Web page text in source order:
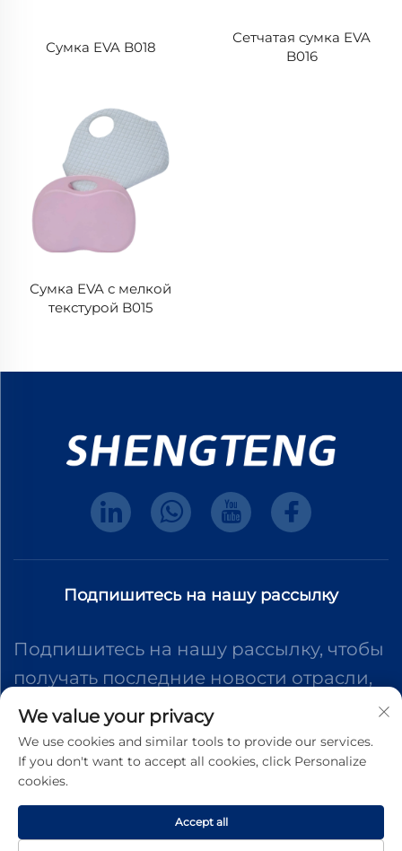
Сумка EVA B018
Сетчатая сумка EVA
B016
Сумка EVA с мелкой
текстурой B015
Подпишитесь на нашу рассылку
Подпишитесь на нашу рассылку, чтобы
получать последние новости отрасли,
обновления и идеи от нашей команды.
Подписаться
Авторское право © 2025 Dongguan Shengteng Plastic Hardware
We value your privacy
We use cookies and similar tools to provide our services.
If you don't want to accept all cookies, click Personalize
cookies.
Accept all